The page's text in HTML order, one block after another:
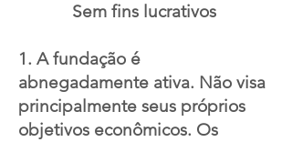
Sem fins lucrativos
1. A fundação é
abnegadamente ativa. Não visa
principalmente seus próprios
objetivos econômicos. Os